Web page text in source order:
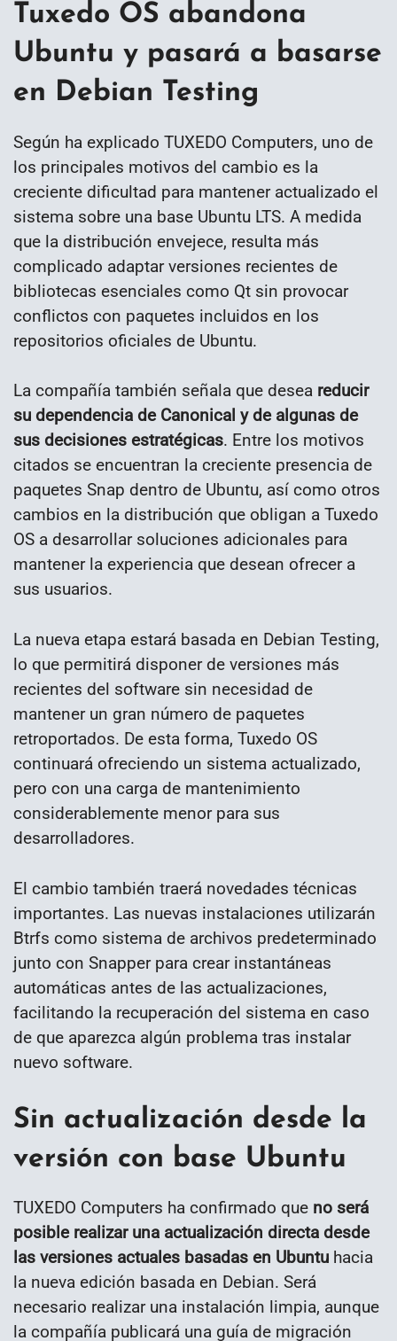
Tuxedo OS abandona
Ubuntu y pasará a basarse
en Debian Testing
Según ha explicado TUXEDO Computers, uno de
los principales motivos del cambio es la
creciente dificultad para mantener actualizado el
sistema sobre una base Ubuntu LTS. A medida
que la distribución envejece, resulta más
complicado adaptar versiones recientes de
bibliotecas esenciales como Qt sin provocar
conflictos con paquetes incluidos en los
repositorios oficiales de Ubuntu.
La compañía también señala que desea reducir
su dependencia de Canonical y de algunas de
sus decisiones estratégicas. Entre los motivos
citados se encuentran la creciente presencia de
paquetes Snap dentro de Ubuntu, así como otros
cambios en la distribución que obligan a Tuxedo
OS a desarrollar soluciones adicionales para
mantener la experiencia que desean ofrecer a
sus usuarios.
La nueva etapa estará basada en Debian Testing,
lo que permitirá disponer de versiones más
recientes del software sin necesidad de
mantener un gran número de paquetes
retroportados. De esta forma, Tuxedo OS
continuará ofreciendo un sistema actualizado,
pero con una carga de mantenimiento
considerablemente menor para sus
desarrolladores.
El cambio también traerá novedades técnicas
importantes. Las nuevas instalaciones utilizarán
Btrfs como sistema de archivos predeterminado
junto con Snapper para crear instantáneas
automáticas antes de las actualizaciones,
facilitando la recuperación del sistema en caso
de que aparezca algún problema tras instalar
nuevo software.
Sin actualización desde la
versión con base Ubuntu
TUXEDO Computers ha confirmado que no será
posible realizar una actualización directa desde
las versiones actuales basadas en Ubuntu hacia
la nueva edición basada en Debian. Será
necesario realizar una instalación limpia, aunque
la compañía publicará una guía de migración